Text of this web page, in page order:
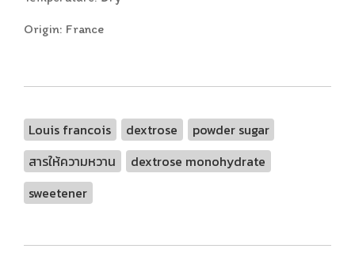
Origin: France
Louis francois dextrose
powder sugar
สารให้ความหวาน
dextrose monohydrate
sweetener